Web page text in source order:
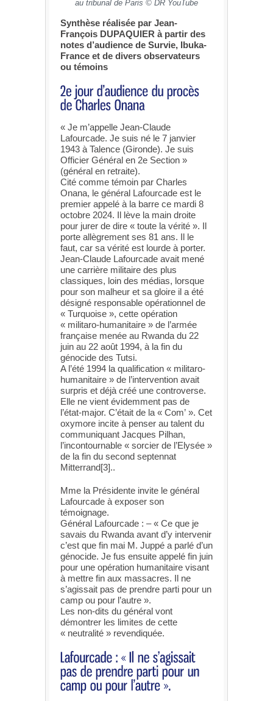
au tribunal de Paris © DR YouTube
Synthèse réalisée par Jean-
François DUPAQUIER à partir des
notes d’audience de Survie, Ibuka-
France et de divers observateurs
ou témoins
« Je m’appelle Jean-Claude
Lafourcade. Je suis né le 7 janvier
1943 à Talence (Gironde). Je suis
Officier Général en 2e Section »
(général en retraite).
Cité comme témoin par Charles
Onana, le général Lafourcade est le
premier appelé à la barre ce mardi 8
octobre 2024. Il lève la main droite
pour jurer de dire « toute la vérité ». Il
porte allègrement ses 81 ans. Il le
faut, car sa vérité est lourde à porter.
Jean-Claude Lafourcade avait mené
une carrière militaire des plus
classiques, loin des médias, lorsque
pour son malheur et sa gloire il a été
désigné responsable opérationnel de
« Turquoise », cette opération
« militaro-humanitaire » de l’armée
française menée au Rwanda du 22
juin au 22 août 1994, à la fin du
génocide des Tutsi.
A l’été 1994 la qualification « militaro-
humanitaire » de l’intervention avait
surpris et déjà créé une controverse.
Elle ne vient évidemment pas de
l’état-major. C’était de la « Com’ ». Cet
oxymore incite à penser au talent du
communiquant Jacques Pilhan,
l’incontournable « sorcier de l’Elysée »
de la fin du second septennat
Mitterrand[3]..
Mme la Présidente invite le général
Lafourcade à exposer son
témoignage.
Général Lafourcade : – « Ce que je
savais du Rwanda avant d’y intervenir
c’est que fin mai M. Juppé a parlé d’un
génocide. Je fus ensuite appelé fin juin
pour une opération humanitaire visant
à mettre fin aux massacres. Il ne
s’agissait pas de prendre parti pour un
camp ou pour l’autre ».
Les non-dits du général vont
démontrer les limites de cette
« neutralité » revendiquée.